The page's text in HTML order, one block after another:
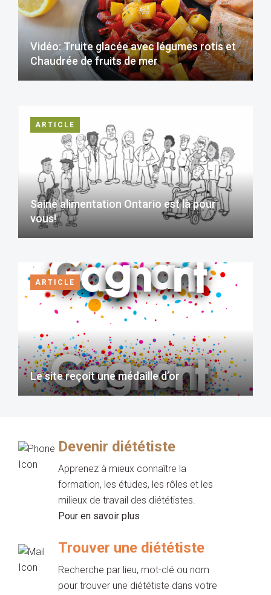
Vidéo: Truite glacée avec légumes rotis et
Chaudrée de fruits de mer
ARTICLE
Saine alimentation Ontario est là pour
vous!
ARTICLE
Le site reçoit une médaille d’or
Devenir diététiste
Apprenez à mieux connaître la
formation, les études, les rôles et les
milieux de travail des diététistes.
Pour en savoir plus
Trouver une diététiste
Recherche par lieu, mot-clé ou nom
pour trouver une diététiste dans votre